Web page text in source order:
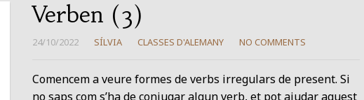
Verben (3)
24/10/2022 SÍLVIA CLASSES D'ALEMANY NO COMMENTS
Comencem a veure formes de verbs irregulars de present. Si
no saps com s’ha de conjugar algun verb, et pot ajudar aquest